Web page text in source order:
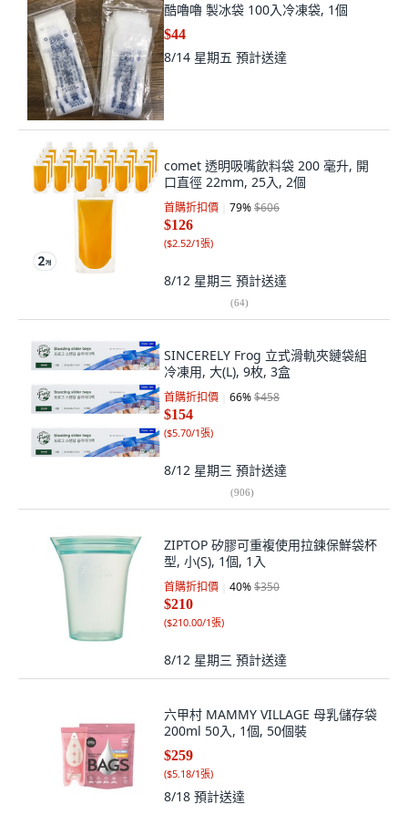
酷嚕嚕 製冰袋 100入冷凍袋, 1個
$44
8/14 星期五 預計送達
comet 透明吸嘴飲料袋 200 毫升, 開
口直徑 22mm, 25入, 2個
首購折扣價 79%$606
$126
($2.52/1張)
8/12 星期三 預計送達
(64)
SINCERELY Frog 立式滑軌夾鏈袋組
冷凍用, 大(L), 9枚, 3盒
首購折扣價 66%$458
$154
($5.70/1張)
8/12 星期三 預計送達
(906)
ZIPTOP 矽膠可重複使用拉鍊保鮮袋杯
型, 小(S), 1個, 1入
首購折扣價 40%$350
$210
($210.00/1張)
8/12 星期三 預計送達
六甲村 MAMMY VILLAGE 母乳儲存袋
200ml 50入, 1個, 50個裝
$259
($5.18/1張)
8/18 預計送達